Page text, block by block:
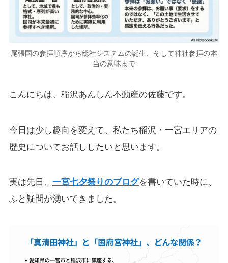
尾張国の参拝順序から総社システムの誕生、そして神社参拝の本
当の意味まで
こんにちは、稲沢あんしん不動産の佐藤です。
今日は少し趣向を変えて、私たち稲沢・一宮エリアの
歴史についてお話ししたいと思います。
実は先日、 一宮七夕祭りのブログを書いていた時に、
ふと疑問が湧いてきました。